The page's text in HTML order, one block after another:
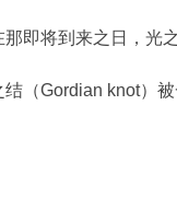
即将到来之日，光
（Gordian knot）